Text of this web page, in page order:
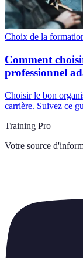
Choix de la
Comment
professionnel
Choisir le bon
carrière. Suivez ce
Training Pro
Votre source